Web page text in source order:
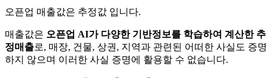
오픈업 매출값은 추정값 입니다.
매출값은 오픈업 AI가 다양한 기반정보를 학습하여 계산한 추
정매출로, 매장, 건물, 상권, 지역과 관련된 어떠한 사실도 증명
하지 않으며 이러한 사실 증명에 활용할 수 없습니다.